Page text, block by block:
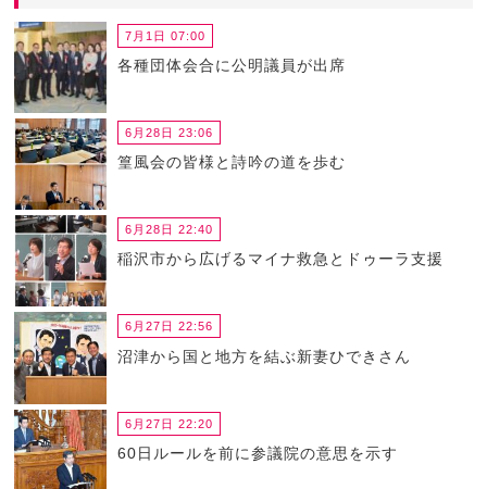
7月1日 07:00
各種団体会合に公明議員が出席
6月28日 23:06
篁風会の皆様と詩吟の道を歩む
6月28日 22:40
稲沢市から広げるマイナ救急とドゥーラ支援
6月27日 22:56
沼津から国と地方を結ぶ新妻ひできさん
6月27日 22:20
60日ルールを前に参議院の意思を示す